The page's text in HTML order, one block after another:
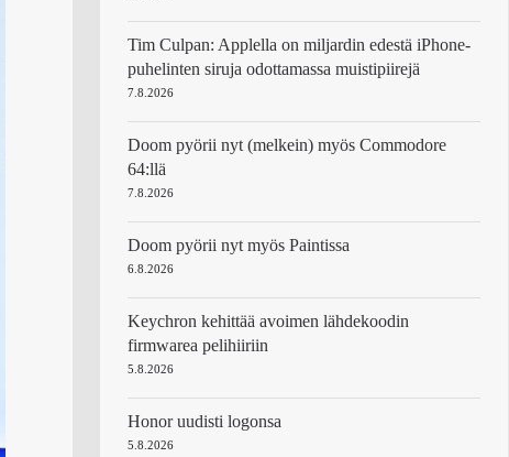
Tim Culpan: Applella on miljardin edestä iPhone-
puhelinten siruja odottamassa muistipiirejä
7.8.2026
Doom pyörii nyt (melkein) myös Commodore
64:llä
7.8.2026
Doom pyörii nyt myös Paintissa
6.8.2026
Keychron kehittää avoimen lähdekoodin
firmwarea pelihiiriin
5.8.2026
Honor uudisti logonsa
5.8.2026